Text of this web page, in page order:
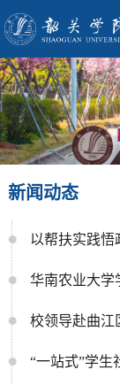
新闻动态
以帮扶实践悟政绩之道
华南农业大学
校领导赴曲江
“一站式”学生社区｜